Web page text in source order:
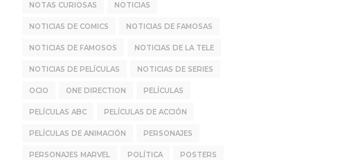
NOTAS CURIOSAS NOTICIAS
NOTICIAS DE COMICS NOTICIAS DE FAMOSAS
NOTICIAS DE FAMOSOS NOTICIAS DE LA TELE
NOTICIAS DE PELÍCULAS NOTICIAS DE SERIES
OCIO ONE DIRECTION PELÍCULAS
PELÍCULAS ABC PELÍCULAS DE ACCIÓN
PELÍCULAS DE ANIMACIÓN PERSONAJES
PERSONAJES MARVEL POLÍTICA POSTERS